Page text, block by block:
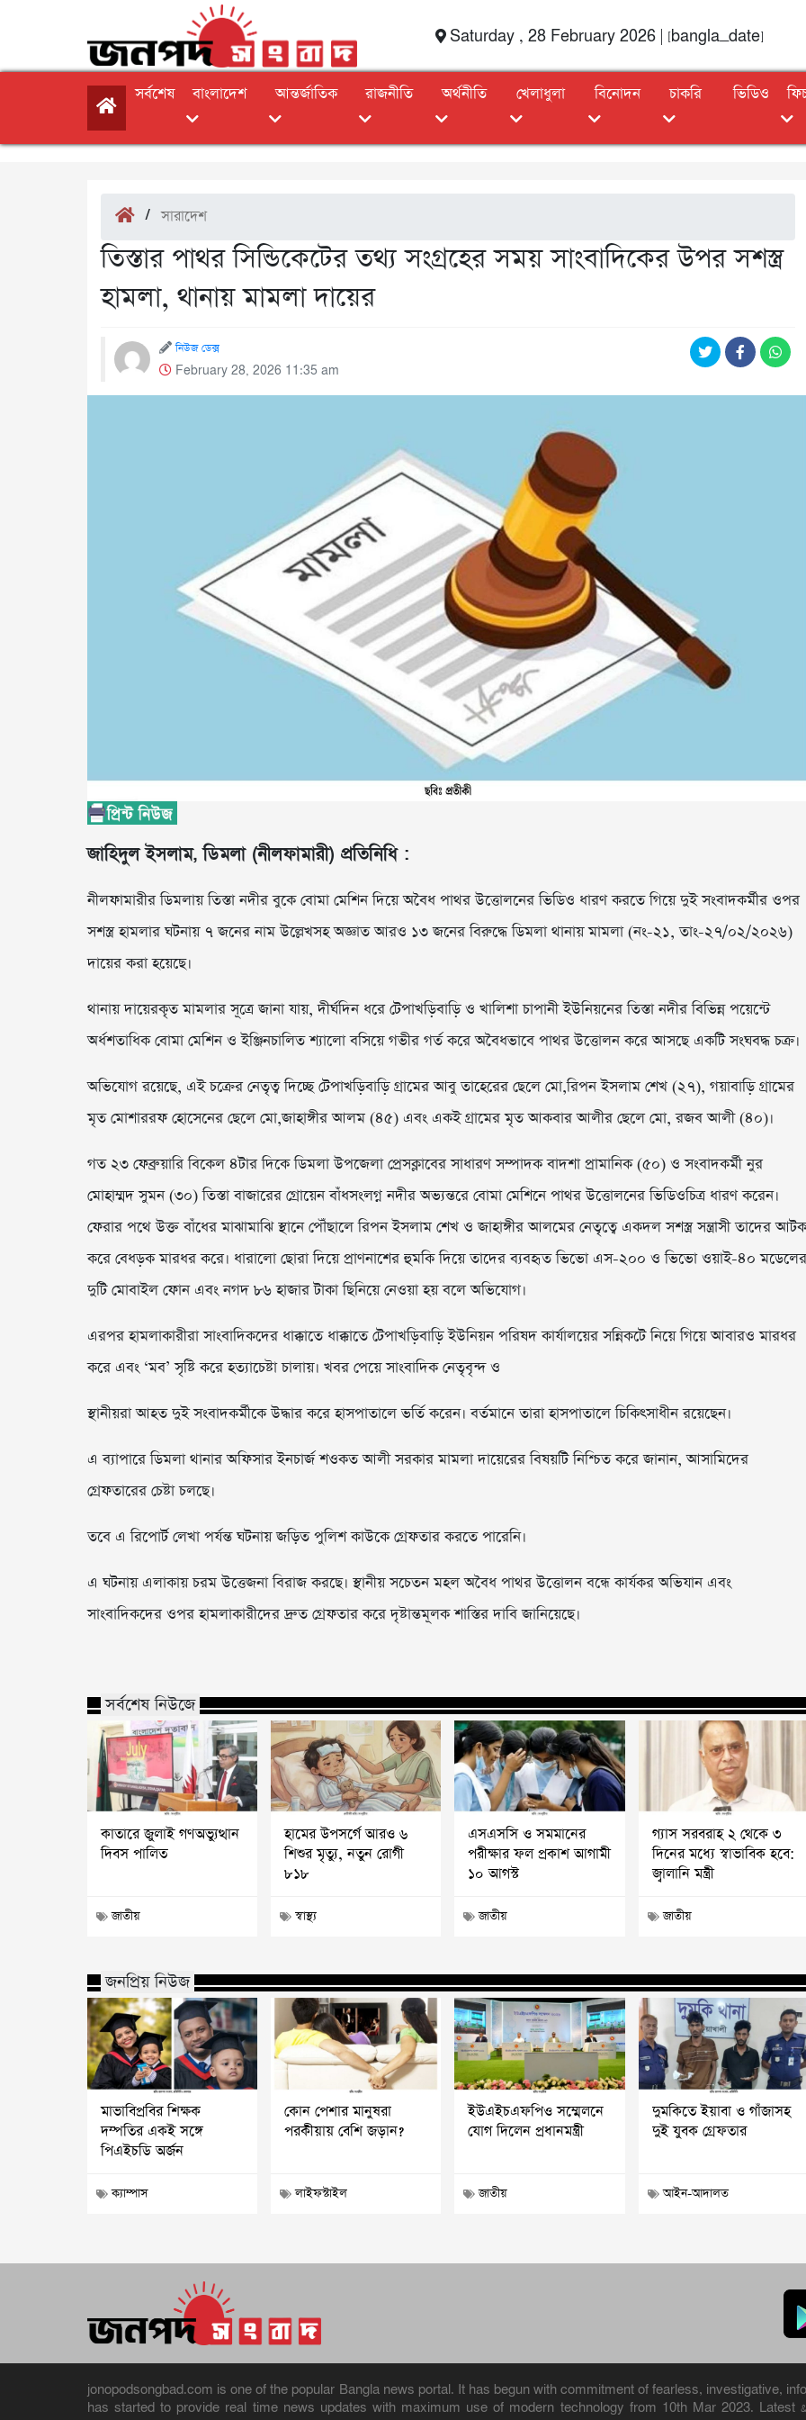
Saturday , 28 February 2026 | [bangla_date]
সর্বশেষ বাংলাদেশ আন্তর্জাতিক রাজনীতি অর্থনীতি খেলাধুলা বিনোদন চাকরি ভিডিও
/সারাদেশ
তিস্তার পাথর সিন্ডিকেটের তথ্য সংগ্রহের সময় সাংবাদিকের উপর সশস্ত্র
হামলা, থানায় মামলা দায়ের
নিউজ ডেক্স
February 28, 2026 11:35 am
জাহিদুল ইসলাম, ডিমলা (নীলফামারী) প্রতিনিধি :
নীলফামারীর ডিমলায় তিস্তা নদীর বুকে বোমা মেশিন দিয়ে অবৈধ পাথর উত্তোলনের ভিডিও ধারণ করতে গিয়ে দুই সংবাদকর্মীর ওপর
সশস্ত্র হামলার ঘটনায় ৭ জনের নাম উল্লেখসহ অজ্ঞাত আরও ১৩ জনের বিরুদ্ধে ডিমলা থানায় মামলা (নং-২১, তাং-২৭/০২/২০২৬)
দায়ের করা হয়েছে।
থানায় দায়েরকৃত মামলার সূত্রে জানা যায়, দীর্ঘদিন ধরে টেপাখড়িবাড়ি ও খালিশা চাপানী ইউনিয়নের তিস্তা নদীর বিভিন্ন পয়েন্টে
অর্ধশতাধিক বোমা মেশিন ও ইঞ্জিনচালিত শ্যালো বসিয়ে গভীর গর্ত করে অবৈধভাবে পাথর উত্তোলন করে আসছে একটি সংঘবদ্ধ চক্র।
অভিযোগ রয়েছে, এই চক্রের নেতৃত্ব দিচ্ছে টেপাখড়িবাড়ি গ্রামের আবু তাহেরের ছেলে মো,রিপন ইসলাম শেখ (২৭), গয়াবাড়ি গ্রামের
মৃত মোশাররফ হোসেনের ছেলে মো,জাহাঙ্গীর আলম (৪৫) এবং একই গ্রামের মৃত আকবার আলীর ছেলে মো, রজব আলী (৪০)।
গত ২৩ ফেব্রুয়ারি বিকেল ৪টার দিকে ডিমলা উপজেলা প্রেসক্লাবের সাধারণ সম্পাদক বাদশা প্রামানিক (৫০) ও সংবাদকর্মী নুর
মোহাম্মদ সুমন (৩০) তিস্তা বাজারের গ্রোয়েন বাঁধসংলগ্ন নদীর অভ্যন্তরে বোমা মেশিনে পাথর উত্তোলনের ভিডিওচিত্র ধারণ করেন।
ফেরার পথে উক্ত বাঁধের মাঝামাঝি স্থানে পৌঁছালে রিপন ইসলাম শেখ ও জাহাঙ্গীর আলমের নেতৃত্বে একদল সশস্ত্র সন্ত্রাসী তাদের আটক
করে বেধড়ক মারধর করে। ধারালো ছোরা দিয়ে প্রাণনাশের হুমকি দিয়ে তাদের ব্যবহৃত ভিভো এস-২০০ ও ভিভো ওয়াই-৪০ মডেলের
দুটি মোবাইল ফোন এবং নগদ ৮৬ হাজার টাকা ছিনিয়ে নেওয়া হয় বলে অভিযোগ।
এরপর হামলাকারীরা সাংবাদিকদের ধাক্কাতে ধাক্কাতে টেপাখড়িবাড়ি ইউনিয়ন পরিষদ কার্যালয়ের সন্নিকটে নিয়ে গিয়ে আবারও মারধর
করে এবং ‘মব’ সৃষ্টি করে হত্যাচেষ্টা চালায়। খবর পেয়ে সাংবাদিক নেতৃবৃন্দ ও
স্থানীয়রা আহত দুই সংবাদকর্মীকে উদ্ধার করে হাসপাতালে ভর্তি করেন। বর্তমানে তারা হাসপাতালে চিকিৎসাধীন রয়েছেন।
এ ব্যাপারে ডিমলা থানার অফিসার ইনচার্জ শওকত আলী সরকার মামলা দায়েরের বিষয়টি নিশ্চিত করে জানান, আসামিদের
গ্রেফতারের চেষ্টা চলছে।
তবে এ রিপোর্ট লেখা পর্যন্ত ঘটনায় জড়িত পুলিশ কাউকে গ্রেফতার করতে পারেনি।
এ ঘটনায় এলাকায় চরম উত্তেজনা বিরাজ করছে। স্থানীয় সচেতন মহল অবৈধ পাথর উত্তোলন বন্ধে কার্যকর অভিযান এবং
সাংবাদিকদের ওপর হামলাকারীদের দ্রুত গ্রেফতার করে দৃষ্টান্তমূলক শাস্তির দাবি জানিয়েছে।
সর্বশেষ নিউজে
কাতারে জুলাই গণঅভ্যুত্থান
দিবস পালিত
জাতীয়
হামের উপসর্গে আরও ৬
শিশুর মৃত্যু, নতুন রোগী
৮১৮
স্বাস্থ্য
এসএসসি ও সমমানের
পরীক্ষার ফল প্রকাশ আগামী
১০ আগস্ট
জাতীয়
গ্যাস সরবরাহ ২ থেকে ৩
দিনের মধ্যে স্বাভাবিক হবে:
জ্বালানি মন্ত্রী
জাতীয়
জনপ্রিয় নিউজ
মাভাবিপ্রবির শিক্ষক
দম্পতির একই সঙ্গে
পিএইচডি অর্জন
ক্যাম্পাস
কোন পেশার মানুষরা
পরকীয়ায় বেশি জড়ান?
লাইফস্টাইল
ইউএইচএফপিও সম্মেলনে
যোগ দিলেন প্রধানমন্ত্রী
জাতীয়
দুমকিতে ইয়াবা ও গাঁজাসহ
দুই যুবক গ্রেফতার
আইন-আদালত
jonopodsongbad.com is one of the popular Bangla news portal. It has begun with commitment of fearless, investigative,
has started to provide real time news updates with maximum use of modern technology from 10th Mar 2023. Latest